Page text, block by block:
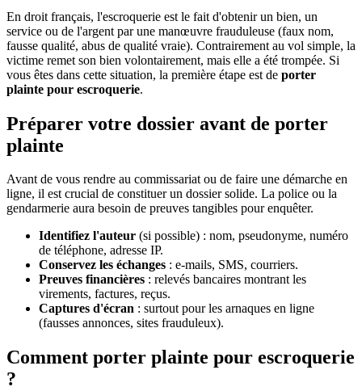
En droit français, l'escroquerie est le fait d'obtenir un bien, un
service ou de l'argent par une manœuvre frauduleuse (faux nom,
fausse qualité, abus de qualité vraie). Contrairement au vol simple, la
victime remet son bien volontairement, mais elle a été trompée. Si
vous êtes dans cette situation, la première étape est de porter
plainte pour escroquerie.
Préparer votre dossier avant de porter
plainte
Avant de vous rendre au commissariat ou de faire une démarche en
ligne, il est crucial de constituer un dossier solide. La police ou la
gendarmerie aura besoin de preuves tangibles pour enquêter.
Identifiez l'auteur (si possible) : nom, pseudonyme, numéro
de téléphone, adresse IP.
Conservez les échanges : e-mails, SMS, courriers.
Preuves financières : relevés bancaires montrant les
virements, factures, reçus.
Captures d'écran : surtout pour les arnaques en ligne
(fausses annonces, sites frauduleux).
Comment porter plainte pour escroquerie
?